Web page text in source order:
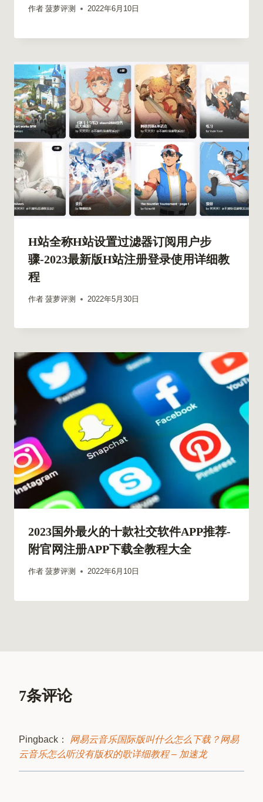
作者 菠萝评测 2022年6月10日
H站全称H站设置过滤器订阅用户步
骤-2023最新版H站注册登录使用详细教
程
作者 菠萝评测 2022年5月30日
2023国外最火的十款社交软件APP推荐-
附官网注册APP下载全教程大全
作者 菠萝评测 2022年6月10日
7条评论
Pingback： 网易云音乐国际版叫什么怎么下载？网易
云音乐怎么听没有版权的歌详细教程 – 加速龙